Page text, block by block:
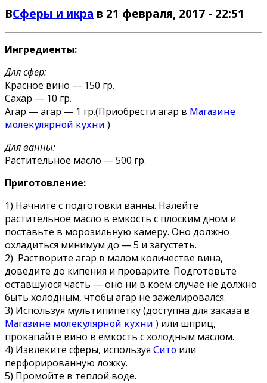
ВСферы и икра в 21 февраля, 2017 - 22:51
Ингредиенты:
Для сфер:
Красное вино — 150 гр.
Сахар — 10 гр.
Агар — агар — 1 гр.(Приобрести агар в Магазине
молекулярной кухни )
Для ванны:
Растительное масло — 500 гр.
Приготовление:
1) Начните с подготовки ванны. Налейте
растительное масло в емкость с плоским дном и
поставьте в морозильную камеру. Оно должно
охладиться минимум до — 5 и загустеть.
2) Растворите агар в малом количестве вина,
доведите до кипения и проварите. Подготовьте
оставшуюся часть — оно ни в коем случае не должно
быть холодным, чтобы агар не зажелировался.
3) Используя мультипипетку (доступна для заказа в
Магазине молекулярной кухни ) или шприц,
прокапайте вино в емкость с холодным маслом.
4) Извлеките сферы, используя Сито или
перфорированную ложку.
5) Промойте в теплой воде.